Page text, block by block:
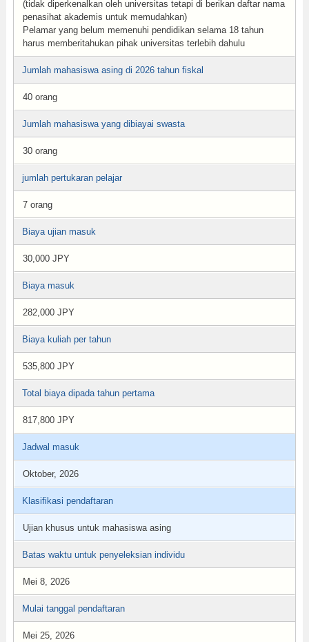
(tidak diperkenalkan oleh universitas tetapi di berikan daftar nama
penasihat akademis untuk memudahkan)
Pelamar yang belum memenuhi pendidikan selama 18 tahun
harus memberitahukan pihak universitas terlebih dahulu
Jumlah mahasiswa asing di 2026 tahun fiskal
40 orang
Jumlah mahasiswa yang dibiayai swasta
30 orang
jumlah pertukaran pelajar
7 orang
Biaya ujian masuk
30,000 JPY
Biaya masuk
282,000 JPY
Biaya kuliah per tahun
535,800 JPY
Total biaya dipada tahun pertama
817,800 JPY
Jadwal masuk
Oktober, 2026
Klasifikasi pendaftaran
Ujian khusus untuk mahasiswa asing
Batas waktu untuk penyeleksian individu
Mei 8, 2026
Mulai tanggal pendaftaran
Mei 25, 2026